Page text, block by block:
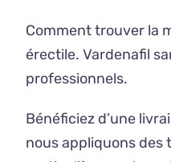
Comment trouver la
érectile. Vardenafil
professionnels.
Bénéficiez d’une
nous appliquons des